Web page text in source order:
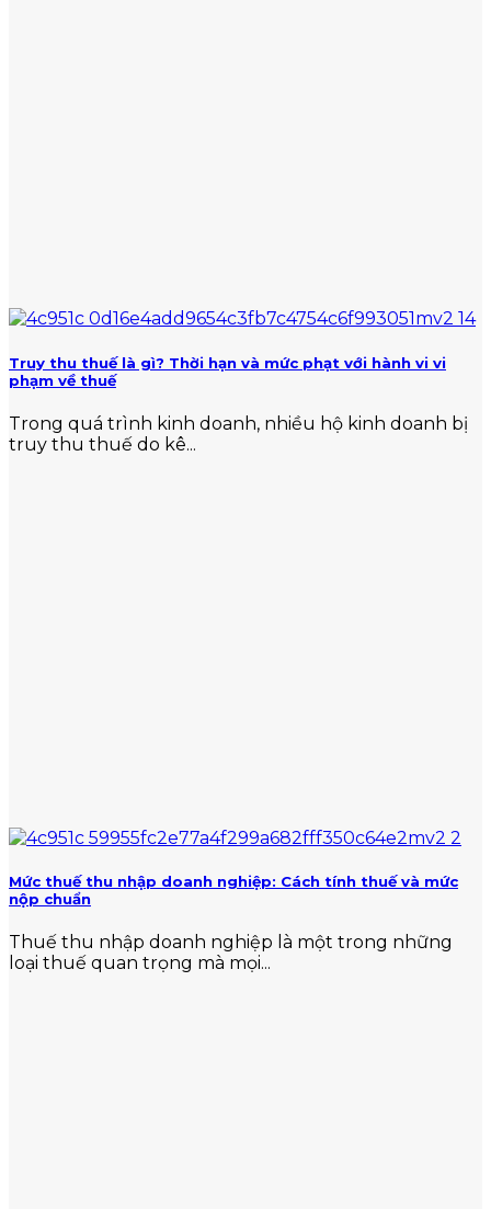
Truy thu thuế là gì? Thời hạn và mức phạt với hành vi vi
phạm về thuế
Trong quá trình kinh doanh, nhiều hộ kinh doanh bị
truy thu thuế do kê...
Mức thuế thu nhập doanh nghiệp: Cách tính thuế và mức
nộp chuẩn
Thuế thu nhập doanh nghiệp là một trong những
loại thuế quan trọng mà mọi...